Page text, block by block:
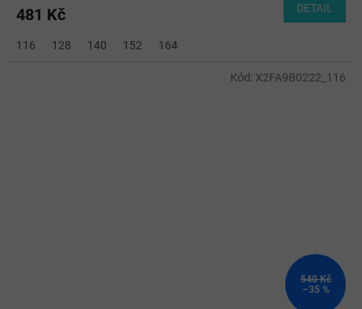
481 Kč DETAIL
116 128 140 152 164
540 Kč
–35 %
Kód: X2FA9B0222_116